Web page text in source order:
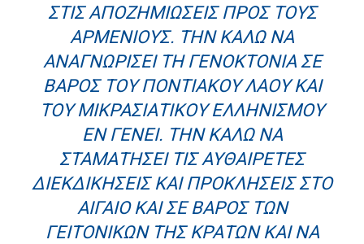
ΣΤΙΣ ΑΠΟΖΗΜΙΏΣΕΙΣ ΠΡΟΣ ΤΟΥΣ
ΑΡΜΈΝΙΟΥΣ. ΤΗΝ ΚΑΛΏ ΝΑ
ΑΝΑΓΝΩΡΊΣΕΙ ΤΗ ΓΕΝΟΚΤΟΝΊΑ ΣΕ
ΒΆΡΟΣ ΤΟΥ ΠΟΝΤΙΑΚΟΎ ΛΑΟΎ ΚΑΙ
ΤΟΥ ΜΙΚΡΑΣΙΑΤΙΚΟΎ ΕΛΛΗΝΙΣΜΟΎ
ΕΝ ΓΈΝΕΙ. ΤΗΝ ΚΑΛΏ ΝΑ
ΣΤΑΜΑΤΉΣΕΙ ΤΙΣ ΑΥΘΑΊΡΕΤΕΣ
ΔΙΕΚΔΙΚΉΣΕΙΣ ΚΑΙ ΠΡΟΚΛΉΣΕΙΣ ΣΤΟ
ΑΙΓΑΊΟ ΚΑΙ ΣΕ ΒΆΡΟΣ ΤΩΝ
ΓΕΙΤΟΝΙΚΏΝ ΤΗΣ ΚΡΑΤΏΝ ΚΑΙ ΝΑ